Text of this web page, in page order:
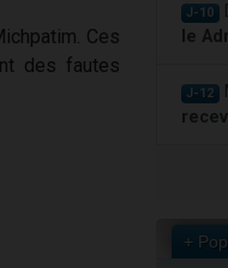
Ces
des fautes
J-10
le
J-12
+